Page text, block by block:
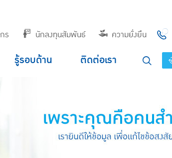
ร นักลงทุนสัมพันธ์ ความยั่งยืน
รู้รอบด้าน ติดต่อเรา